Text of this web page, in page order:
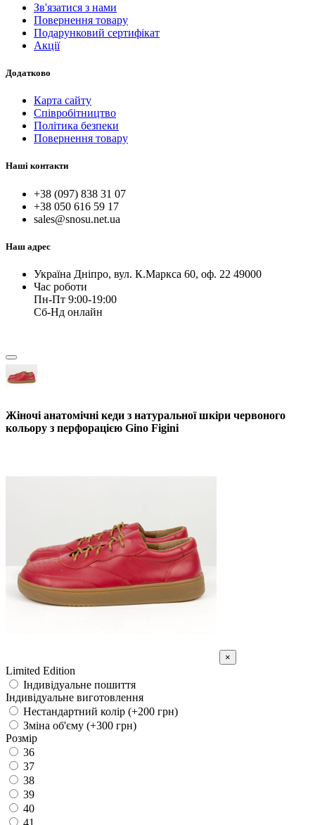
Зв'язатися з нами
Повернення товару
Подарунковий сертифікат
Акції
Додатково
Карта сайту
Співробітництво
Політика безпеки
Повернення товару
Наші контакти
+38 (097) 838 31 07
+38 050 616 59 17
sales@snosu.net.ua
Наш адрес
Україна Дніпро, вул. К.Маркса 60, оф. 22 49000
Час роботи
Пн-Пт 9:00-19:00
Сб-Нд онлайн
Жіночі анатомічні кеди з натуральної шкіри червоного
кольору з перфорацією Gino Figini
×
Limited Edition
Індивідуальне пошиття
Індивідуальне виготовлення
Нестандартний колір (+200 грн)
Зміна об'єму (+300 грн)
Розмір
36
37
38
39
40